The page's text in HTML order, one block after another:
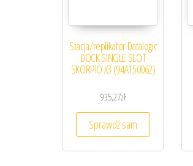
Stacja/replikator Datalogic
DOCK SINGLE SLOT
SKORPIO X3 (94A150062)
935,27zł
Sprawdź sam